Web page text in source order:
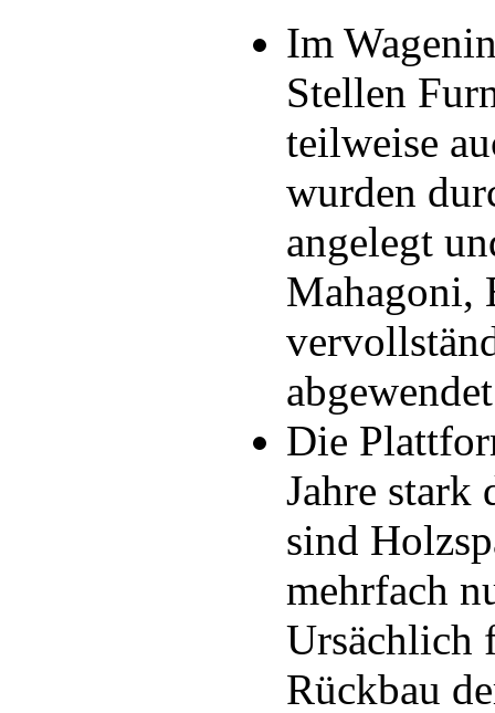
Im
Stellen
teilweise
wurden
angelegt
Mahagoni,
Die
Jahre stark
sind
mehrfach
Ursächlich
Rückbau